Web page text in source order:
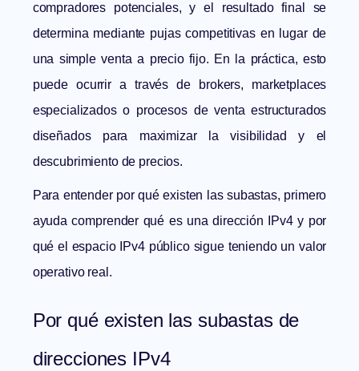
compradores potenciales, y el resultado final se
determina mediante pujas competitivas en lugar de
una simple venta a precio fijo. En la práctica, esto
puede ocurrir a través de brokers, marketplaces
especializados o procesos de venta estructurados
diseñados para maximizar la visibilidad y el
descubrimiento de precios.
Para entender por qué existen las subastas, primero
ayuda comprender qué es una dirección IPv4y por
qué el espacio IPv4 público sigue teniendo un valor
operativo real.
Por qué existen las subastas de
direcciones IPv4